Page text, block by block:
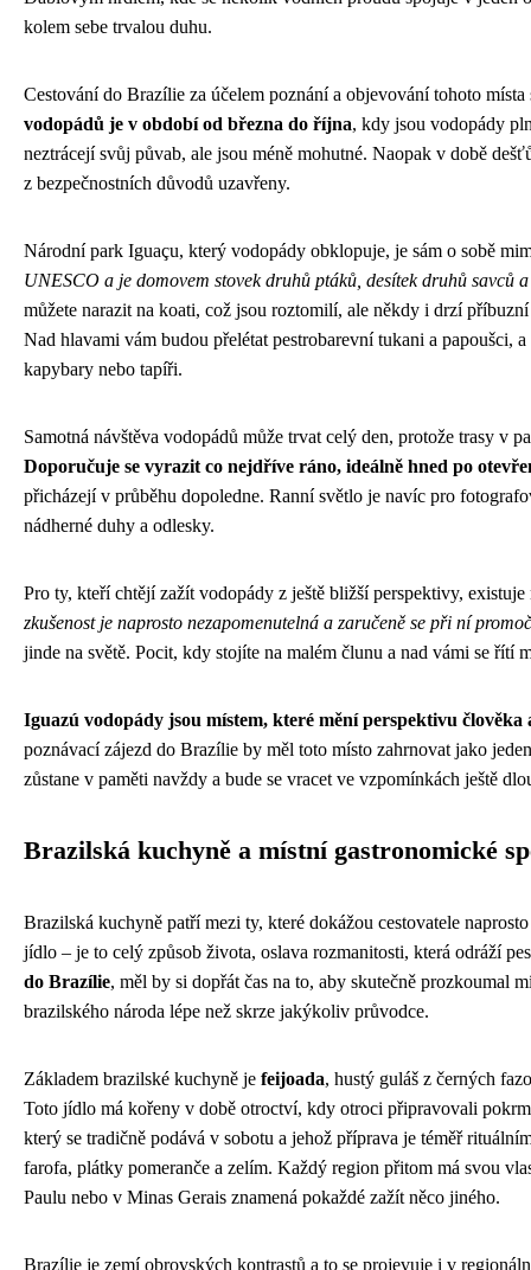
kolem sebe trvalou duhu.
Cestování do Brazílie za účelem poznání a objevování tohoto
vodopádů je v období od března do října, kdy jsou vodopády
neztrácejí svůj půvab, ale jsou méně mohutné. Naopak v době
z bezpečnostních důvodů uzavřeny.
Národní park Iguaçu, který vodopády obklopuje, je sám o sobě
UNESCO a je domovem stovek druhů ptáků, desítek druhů savců
můžete narazit na koati, což jsou roztomilí, ale někdy i drzí
Nad hlavami vám budou přelétat pestrobarevní tukani a papoušci,
kapybary nebo tapíři.
Samotná návštěva vodopádů může trvat celý den, protože trasy v
Doporučuje se vyrazit co nejdříve ráno, ideálně hned po
přicházejí v průběhu dopoledne. Ranní světlo je navíc pro
nádherné duhy a odlesky.
Pro ty, kteří chtějí zažít vodopády z ještě bližší perspektivy,
zkušenost je naprosto nezapomenutelná a zaručeně se při ní
jinde na světě. Pocit, kdy stojíte na malém člunu a nad vámi se
Iguazú vodopády jsou místem, které mění perspektivu
poznávací zájezd do Brazílie by měl toto místo zahrnovat jako
zůstane v paměti navždy a bude se vracet ve vzpomínkách ještě
Brazilská kuchyně a místní gastronomické
Brazilská kuchyně patří mezi ty, které dokážou cestovatele
jídlo – je to celý způsob života, oslava rozmanitosti, která odráží
do Brazílie, měl by si dopřát čas na to, aby skutečně prozkoumal
brazilského národa lépe než skrze jakýkoliv průvodce.
Základem brazilské kuchyně je feijoada, hustý guláš z černých
Toto jídlo má kořeny v době otroctví, kdy otroci připravovali
který se tradičně podává v sobotu a jehož příprava je téměř
farofa, plátky pomeranče a zelím. Každý region přitom má svou
Paulu nebo v Minas Gerais znamená pokaždé zažít něco jiného.
Brazílie je zemí obrovských kontrastů a to se projevuje i v